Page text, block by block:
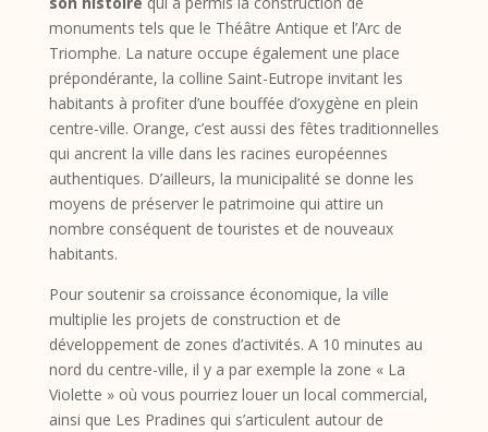
monuments tels que le Théâtre Antique et l’Arc de
Triomphe. La nature occupe également une place
prépondérante, la colline Saint-Eutrope invitant les
habitants à profiter d’une bouffée d’oxygène en plein
centre-ville. Orange, c’est aussi des fêtes traditionnelles
qui ancrent la ville dans les racines européennes
authentiques. D’ailleurs, la municipalité se donne les
moyens de préserver le patrimoine qui attire un
nombre conséquent de touristes et de nouveaux
habitants.
Pour soutenir sa croissance économique, la ville
multiplie les projets de construction et de
développement de zones d’activités. A 10 minutes au
nord du centre-ville, il y a par exemple la zone « La
Violette » où vous pourriez louer un local commercial,
ainsi que Les Pradines qui s’articulent autour de